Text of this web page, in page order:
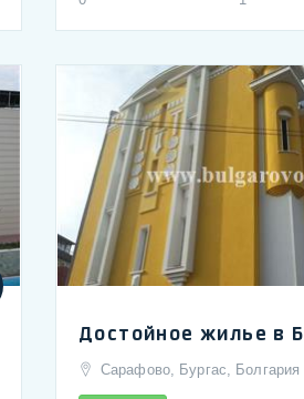
Сарафово, Бургас, Болгария